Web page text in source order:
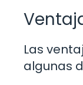
Las
algunas